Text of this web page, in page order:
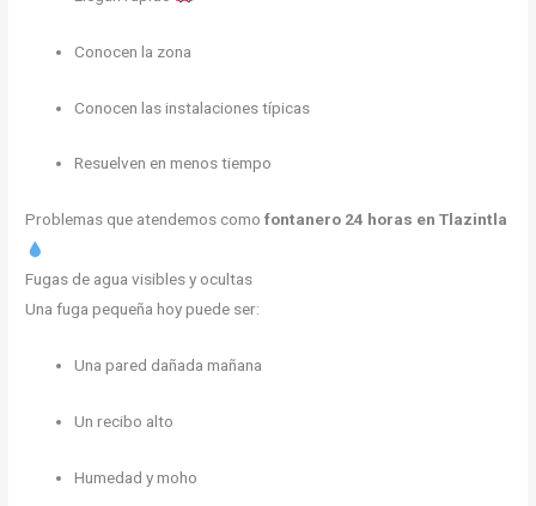
Conocen la zona
Conocen las instalaciones típicas
Resuelven en menos tiempo
Problemas que atendemos comofontanero 24 horas en Tlazintla
Fugas de agua visibles y ocultas
Una fuga pequeña hoy puede ser:
Una pared dañada mañana
Un recibo alto
Humedad y moho